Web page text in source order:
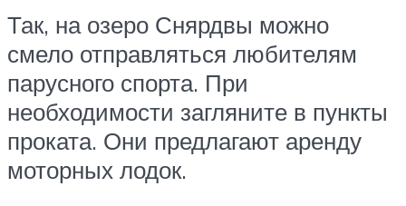
Так, на озеро Снярдвы можно
смело отправляться любителям
парусного спорта. При
необходимости загляните в пункты
проката. Они предлагают аренду
моторных лодок.